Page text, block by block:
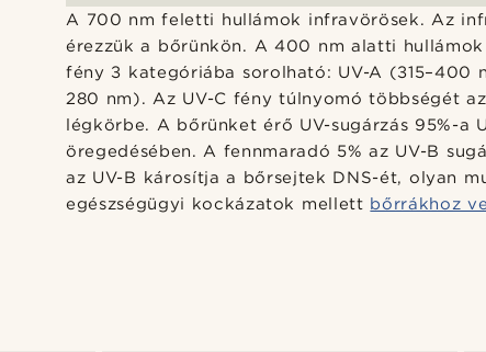
A 700 nm feletti hullámok infravörösek. Az
érezzük a bőrünkön. A 400 nm alatti
fény 3 kategóriába sorolható: UV-A (315–400
280 nm). Az UV-C fény túlnyomó többségét
légkörbe. A bőrünket érő UV-sugárzás 95%-a
öregedésében. A fennmaradó 5% az UV-B
az UV-B károsítja a bőrsejtek DNS-ét, olyan
egészségügyi kockázatok mellett bőrrákhoz